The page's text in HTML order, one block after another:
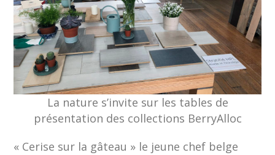
La nature s’invite sur les tables de
présentation des collections BerryAlloc
« Cerise sur la gâteau » le jeune chef belge